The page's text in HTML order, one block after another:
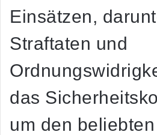
Einsätzen,
Straftaten und
das
um den